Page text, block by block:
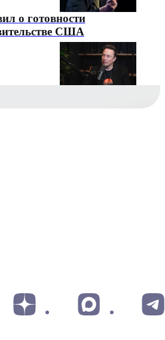
о готовности
США